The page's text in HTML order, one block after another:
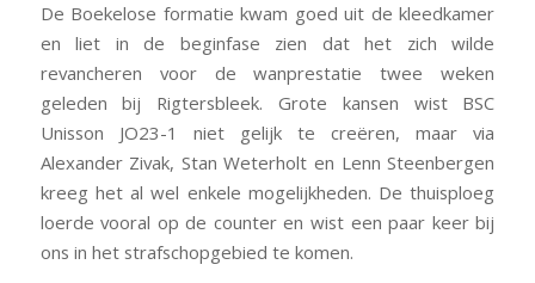
De Boekelose formatie kwam goed uit de kleedkamer
en liet in de beginfase zien dat het zich wilde
revancheren voor de wanprestatie twee weken
geleden bij Rigtersbleek. Grote kansen wist BSC
Unisson JO23-1 niet gelijk te creëren, maar via
Alexander Zivak, Stan Weterholt en Lenn Steenbergen
kreeg het al wel enkele mogelijkheden. De thuisploeg
loerde vooral op de counter en wist een paar keer bij
ons in het strafschopgebied te komen.